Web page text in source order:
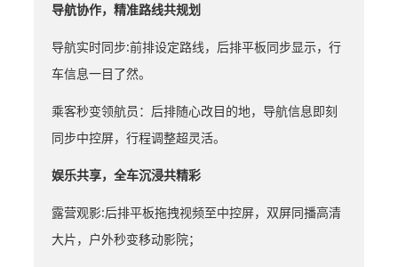
导航协作，精准路线共规划
导航实时同步:前排设定路线，后排平板同步显示，行
车信息一目了然。
乘客秒变领航员：后排随心改目的地，导航信息即刻
同步中控屏，行程调整超灵活。
娱乐共享，全车沉浸共精彩
露营观影:后排平板拖拽视频至中控屏，双屏同播高清
大片，户外秒变移动影院；